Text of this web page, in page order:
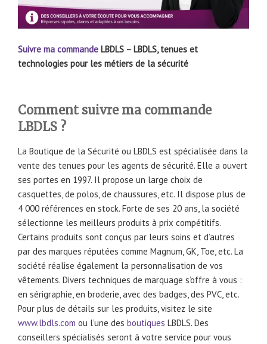
Suivre ma commande LBDLS – LBDLS, tenues et
technologies pour les métiers de la sécurité
Comment suivre ma commande
LBDLS ?
La Boutique de la Sécurité ou LBDLS est spécialisée dans la
vente des tenues pour les agents de sécurité. Elle a ouvert
ses portes en 1997. Il propose un large choix de
casquettes, de polos, de chaussures, etc. Il dispose plus de
4 000 références en stock. Forte de ses 20 ans, la société
sélectionne les meilleurs produits à prix compétitifs.
Certains produits sont conçus par leurs soins et d’autres
par des marques réputées comme Magnum, GK, Toe, etc. La
société réalise également la personnalisation de vos
vêtements. Divers techniques de marquage s’offre à vous :
en sérigraphie, en broderie, avec des badges, des PVC, etc.
Pour plus de détails sur les produits, visitez le site
www.lbdls.com ou l’une des boutiques LBDLS. Des
conseillers spécialisés seront à votre service pour vous